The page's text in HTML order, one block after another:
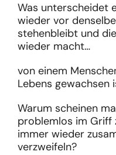
Was unterscheidet
wieder vor
stehenbleibt und
wieder macht…
von einem
Lebens
Warum scheinen
problemlos im Griff
immer wieder
verzweifeln?